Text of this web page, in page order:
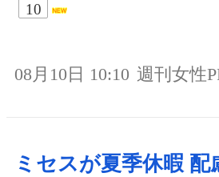
10
08月10日 10:10 週刊女性
ミセスが夏季休暇 配